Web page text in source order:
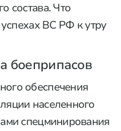
состава. Что
ВС РФ к утру
боеприпасов
обеспечения
населенного
спецминирования